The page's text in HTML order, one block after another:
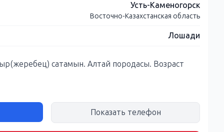
Усть-Каменогорск
Восточно-Казахстанская область
Лошади
сатамын. Алтай породасы. Возраст
Показать телефон